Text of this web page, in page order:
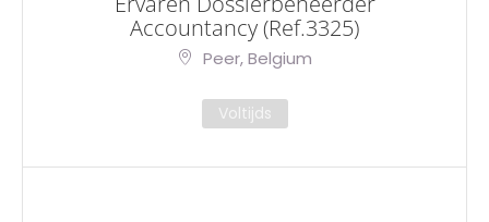
Accountancy (Ref.3325)
Peer, Belgium
Voltijds